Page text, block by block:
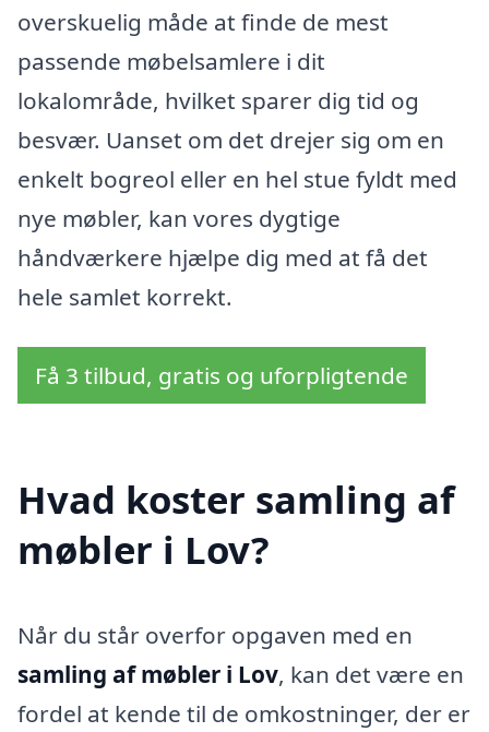
overskuelig måde at finde de mest
passende møbelsamlere i dit
lokalområde, hvilket sparer dig tid og
besvær. Uanset om det drejer sig om en
enkelt bogreol eller en hel stue fyldt med
nye møbler, kan vores dygtige
håndværkere hjælpe dig med at få det
hele samlet korrekt.
Få 3 tilbud, gratis og uforpligtende
Hvad koster samling af
møbler i Lov?
Når du står overfor opgaven med en
samling af møbler i Lov, kan det være en
fordel at kende til de omkostninger, der er